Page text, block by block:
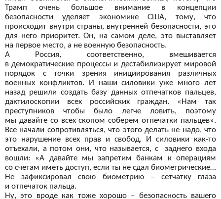
Трамп очень большое внимание в
концепции
безопасности уделяет экономике США, тому, что
происходит внутри страны, внутренней безопасности, это
для него приоритет. Он, на самом деле, это выставляет
на первое место, а не военную безопасность.
А
Россия, соответственно, вмешивается
в демократические процессы и дестабилизирует мировой
порядок с
точки зрения инициирования различных
военных конфликтов. И
наши силовики уже много лет
назад решили создать базу данных отпечатков пальцев,
дактилоскопии всех российских граждан. «Нам так
преступников чтобы было легче ловить, поэтому
мы давайте со всех скопом соберем отпечатки пальцев».
Все начали сопротивляться, что этого делать не надо, что
это нарушение всех прав и свобод. И
силовики как-то
отъехали, а потом они, что называется, с
заднего входа
вошли: «А давайте мы запретим банкам к операциям
со счетам иметь доступ, если ты не сдал биометрические…
Не
зафиксировал свою биометрию – сетчатку глаза
и отпечаток пальца.
Ну, это вроде как тоже хорошо – безопасность вашего